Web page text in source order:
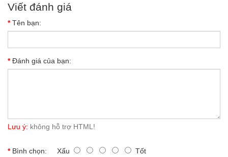
Viết đánh giá
Tên bạn:
Đánh giá của bạn:
Lưu ý: không hỗ trợ HTML!
Bình chọn: Xấu Tốt